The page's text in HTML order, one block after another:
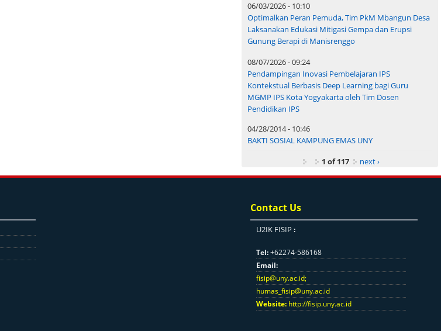
06/03/2026 - 10:10
Optimalkan Peran Pemuda, Tim PkM Mbangun Desa
Laksanakan Edukasi Mitigasi Gempa dan Erupsi
Gunung Berapi di Manisrenggo
08/07/2026 - 09:24
Pendampingan Inovasi Pembelajaran IPS
Kontekstual Berbasis Deep Learning bagi Guru
MGMP IPS Kota Yogyakarta oleh Tim Dosen
Pendidikan IPS
04/28/2014 - 10:46
BAKTI SOSIAL KAMPUNG EMAS UNY
1 of 117
next ›
Contact Us
U2IK FISIP :
Tel:+62274-586168
Email:
fisip@uny.ac.id;
humas_fisip@uny.ac.id
Website: http://fisip.uny.ac.id